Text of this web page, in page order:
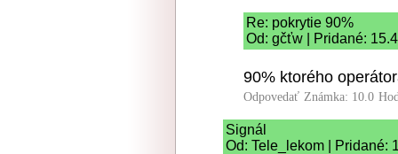
Re: pokrytie 90%
Od: gčťw | Pridané:
90% ktorého
Odpovedať Známka: 10.0
Signál
Od: Tele_lekom | Pridané: